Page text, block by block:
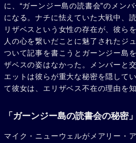
に、“ガーンジー島の読書会”のメン
になる。ナチに怯えていた大戦中、
リザベスという女性の存在が、彼ら
人の心を繋いだことに魅了されたジ
ついて記事を書こうとガーンジー島
ザベスの姿はなかった。メンバーと
エットは彼らが重大な秘密を隠して
て彼女は、エリザベス不在の理由を
「ガーンジー島の読書会の秘密
マイク・ニューウェルがメアリー・